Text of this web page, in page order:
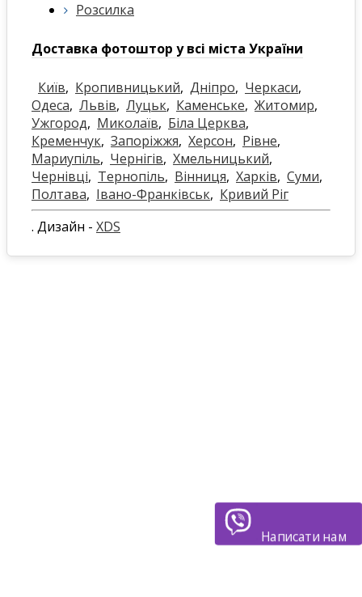
Розсилка
Доставка фотоштор у всі міста України
Київ, Кропивницький, Дніпро, Черкаси,
Одеса, Львів, Луцьк, Каменське, Житомир,
Ужгород, Миколаїв, Біла Церква,
Кременчук, Запоріжжя, Херсон, Рівне,
Мариупіль, Чернігів, Хмельницький,
Чернівці, Тернопіль, Вінниця, Харків, Суми,
Полтава, Івано-Франківськ, Кривий Ріг
. Дизайн - XDS
Написати нам